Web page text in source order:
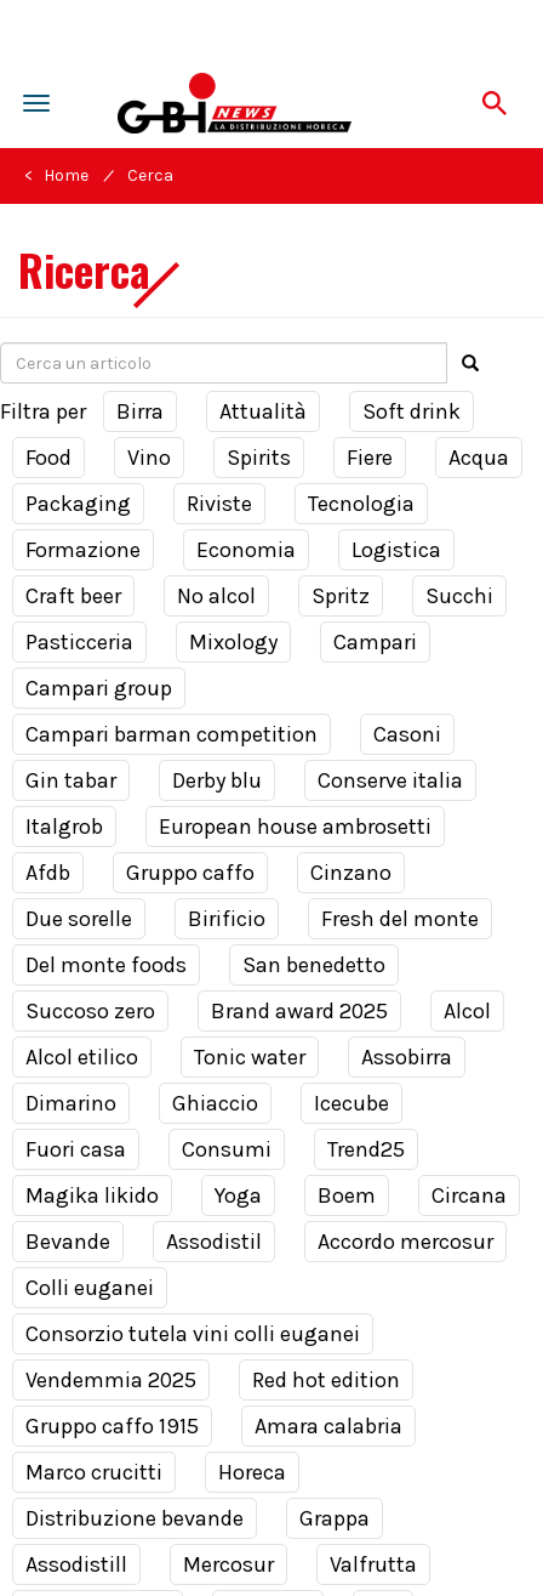
Toggle
navigation
< Home / Cerca
Ricerca
Filtra per Birra Attualità
Soft drink
Food
Vino Spirits Fiere
Acqua
Packaging
Riviste
Tecnologia
Formazione
Economia
Logistica
Craft beer
No alcol Spritz
Succhi
Pasticceria
Mixology
Campari
Campari group
Campari barman competition
Casoni
Gin tabar
Derby blu
Conserve italia
Italgrob
European house ambrosetti
Afdb
Gruppo caffo
Cinzano
Due sorelle
Birificio
Fresh del monte
Del monte foods
San benedetto
Succoso zero
Brand award 2025
Alcol
Alcol etilico
Tonic water
Assobirra
Dimarino
Ghiaccio
Icecube
Fuori casa
Consumi
Trend25
Magika likido
Yoga Boem
Circana
Bevande
Assodistil
Accordo mercosur
Colli euganei
Consorzio tutela vini colli euganei
Vendemmia 2025
Red hot edition
Gruppo caffo 1915
Amara calabria
Marco crucitti
Horeca
Distribuzione bevande
Grappa
Assodistill
Mercosur
Valfrutta